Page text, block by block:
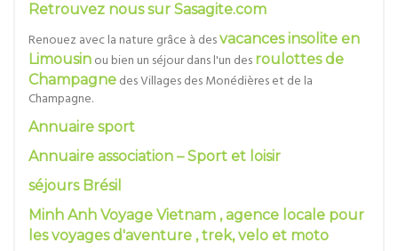
Retrouvez nous sur Sasagite.com
Renouez avec la nature grâce à desvacances insolite en
Limousin ou bien un séjour dans l'un des roulottes de
Champagne des Villages des Monédières et de la
Champagne.
Annuaire sport
Annuaire association – Sport et loisir
séjours Brésil
Minh Anh Voyage Vietnam , agence locale pour
les voyages d'aventure , trek, velo et moto